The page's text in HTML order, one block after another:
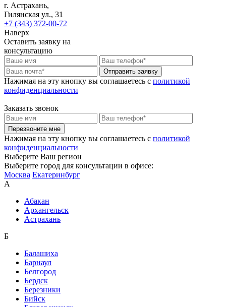
г. Астрахань,
Гилянская ул., 31
+7 (343) 372-00-72
Наверх
Оставить заявку на
консультацию
Отправить заявку
Нажимая на эту кнопку вы соглашаетесь c политикой
конфиденциальности
Заказать звонок
Перезвоните мне
Нажимая на эту кнопку вы соглашаетесь c политикой
конфиденциальности
Выберите Ваш регион
Выберите город для консультации в офисе:
Москва Екатеринбург
А
Абакан
Архангельск
Астрахань
Б
Балашиха
Барнаул
Белгород
Бердск
Березники
Бийск